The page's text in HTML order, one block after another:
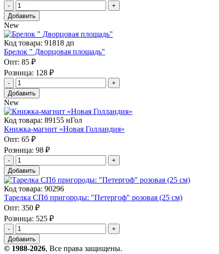
Добавить
New
Код товара: 91818 дп
Брелок " Дворцовая площадь"
Опт: 85 ₽
Розница: 128 ₽
Добавить
New
Код товара: 89155 нГол
Книжка-магнит «Новая Голландия»
Опт: 65 ₽
Розница: 98 ₽
Добавить
Код товара: 90296
Тарелка СПб пригороды: "Петергоф" розовая (25 см)
Опт: 350 ₽
Розница: 525 ₽
Добавить
© 1988-2026, Все права защищены.